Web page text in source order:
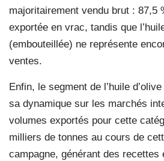
majoritairement vendu brut : 87,5
exportée en vrac, tandis que
(embouteillée) ne représente
ventes.
Enfin, le segment de l’huile
sa dynamique sur les marchés
volumes exportés pour cette
milliers de tonnes au cours de
campagne, générant des recettes